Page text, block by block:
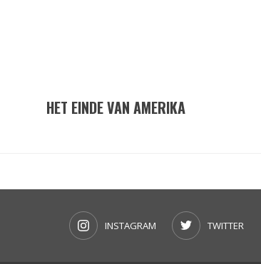
HET EINDE VAN AMERIKA
INSTAGRAM TWITTER